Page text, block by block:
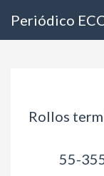
Periódico
Rollos
55-